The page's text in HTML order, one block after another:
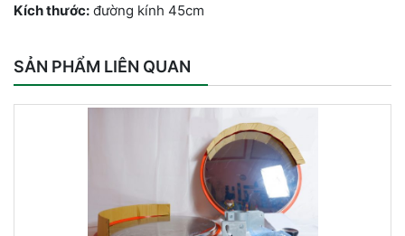
Kích thước: đường kính 45cm
SẢN PHẨM LIÊN QUAN